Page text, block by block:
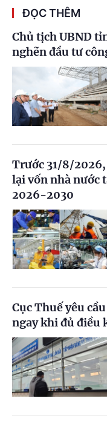
ĐỌC THÊM
Chủ tịch UBND
nghẽn đầu tư
Trước 31/8/2026,
lại vốn nhà nước
2026-2030
Cục Thuế yêu
ngay khi đủ điều